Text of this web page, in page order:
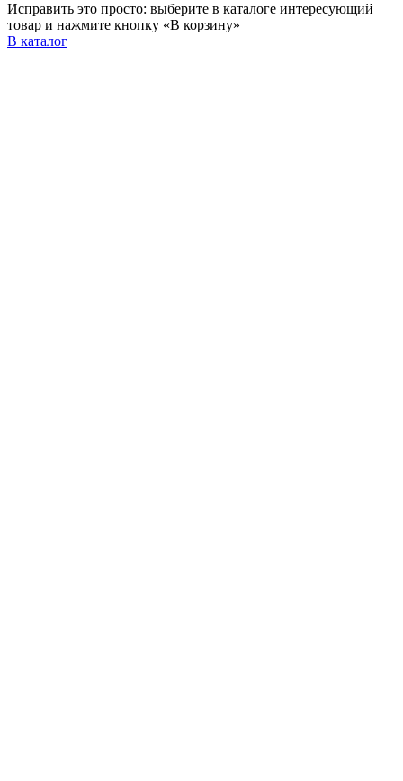
Исправить это просто: выберите в каталоге интересующий
товар и нажмите кнопку «В корзину»
В каталог